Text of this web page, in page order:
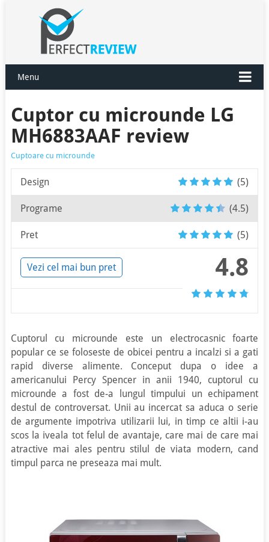
Menu
Cuptor cu microunde LG
MH6883AAF review
Cuptoare cu microunde
Design (5)
Programe (4.5)
Pret (5)
4.8
Vezi cel mai bun pret
Cuptorul cu microunde este un electrocasnic foarte
popular ce se foloseste de obicei pentru a incalzi si a gati
rapid diverse alimente. Conceput dupa o idee a
americanului Percy Spencer in anii 1940, cuptorul cu
microunde a fost de-a lungul timpului un echipament
destul de controversat. Unii au incercat sa aduca o serie
de argumente impotriva utilizarii lui, in timp ce altii i-au
scos la iveala tot felul de avantaje, care mai de care mai
atractive mai ales pentru stilul de viata modern, cand
timpul parca ne preseaza mai mult.